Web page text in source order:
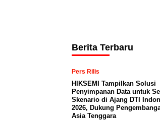
Berita Terbaru
Pers Rilis
HIKSEMI Tampilkan Solusi
Penyimpanan Data untuk
Skenario di Ajang DTI
2026, Dukung
Asia Tenggara